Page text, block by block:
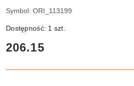
Symbol: ORI_113199
Dostępność: 1 szt.
cena:
206.15